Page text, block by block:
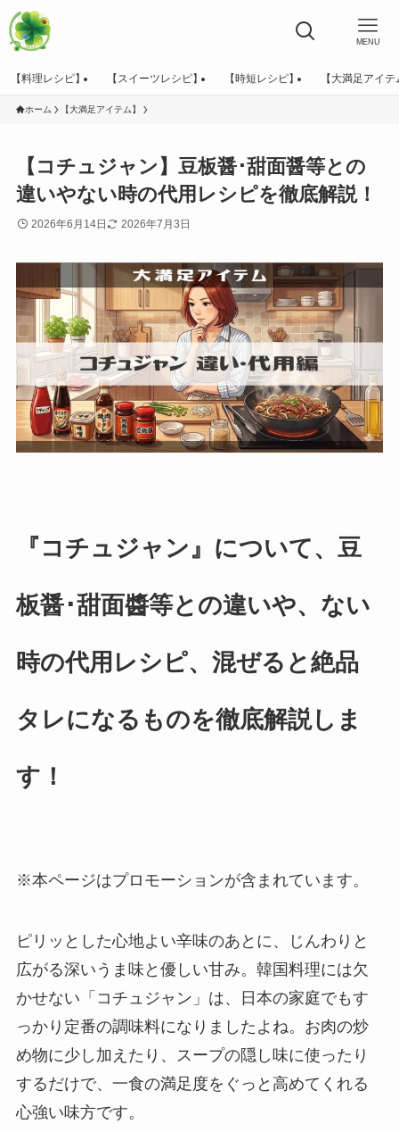
MENU
【料理レシピ】 【スイーツレシピ】 【時短レシピ】 【大満足アイテ
ホーム 【大満足アイテム】
【コチュジャン】豆板醤･甜面醤等との
違いやない時の代用レシピを徹底解説！
2026年6月14日 2026年7月3日
『コチュジャン』について、豆
板醤･甜面醬等との違いや、ない
時の代用レシピ、混ぜると絶品
タレになるものを徹底解説しま
す！
※本ページはプロモーションが含まれています。
ピリッとした心地よい辛味のあとに、じんわりと
広がる深いうま味と優しい甘み。韓国料理には欠
かせない「コチュジャン」は、日本の家庭でもす
っかり定番の調味料になりましたよね。お肉の炒
め物に少し加えたり、スープの隠し味に使ったり
するだけで、一食の満足度をぐっと高めてくれる
心強い味方です。